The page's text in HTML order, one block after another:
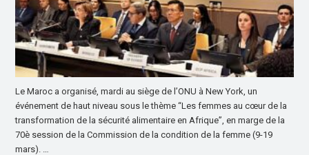
Le Maroc a organisé, mardi au siège de l’ONU à New York, un
événement de haut niveau sous le thème “Les femmes au cœur de la
transformation de la sécurité alimentaire en Afrique”, en marge de la
70è session de la Commission de la condition de la femme (9-19
mars). …